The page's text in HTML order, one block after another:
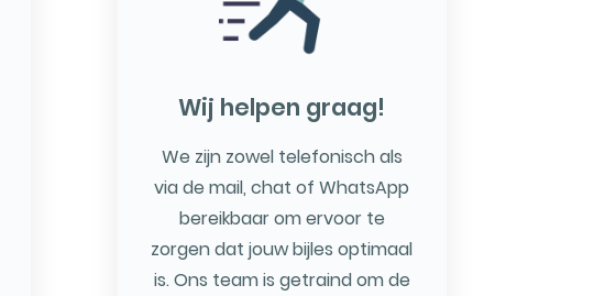
Wij helpen graag!
We zijn zowel telefonisch als
via de mail, chat of WhatsApp
bereikbaar om ervoor te
zorgen dat jouw bijles optimaal
is. Ons team is getraind om de